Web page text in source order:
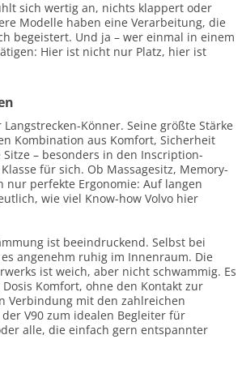
sich wertig an, nichts klappert oder
Modelle haben eine Verarbeitung, die
begeistert. Und ja – wer einmal in einem
Hier ist nicht nur Platz, hier ist
Könner. Seine größte Stärke
Kombination aus Komfort, Sicherheit
– besonders in den Inscription-
für sich. Ob Massagesitz, Memory-
nur perfekte Ergonomie: Auf langen
wie viel Know-how Volvo hier
ist beeindruckend. Selbst bei
angenehm ruhig im Innenraum. Die
ist weich, aber nicht schwammig. Es
Komfort, ohne den Kontakt zur
Verbindung mit den zahlreichen
V90 zum idealen Begleiter für
alle, die einfach gern entspannter